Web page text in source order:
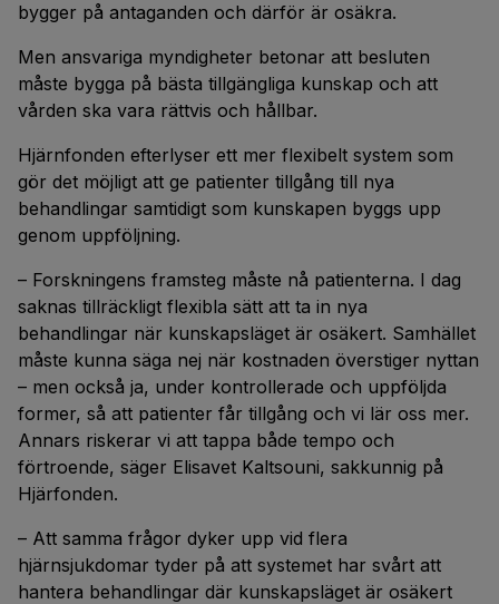
bygger på antaganden och därför är osäkra.
Men ansvariga myndigheter betonar att besluten
måste bygga på bästa tillgängliga kunskap och att
vården ska vara rättvis och hållbar.
Hjärnfonden efterlyser ett mer flexibelt system som
gör det möjligt att ge patienter tillgång till nya
behandlingar samtidigt som kunskapen byggs upp
genom uppföljning.
– Forskningens framsteg måste nå patienterna. I dag
saknas tillräckligt flexibla sätt att ta in nya
behandlingar när kunskapsläget är osäkert. Samhället
måste kunna säga nej när kostnaden överstiger nyttan
– men också ja, under kontrollerade och uppföljda
former, så att patienter får tillgång och vi lär oss mer.
Annars riskerar vi att tappa både tempo och
förtroende, säger Elisavet Kaltsouni, sakkunnig på
Hjärfonden.
– Att samma frågor dyker upp vid flera
hjärnsjukdomar tyder på att systemet har svårt att
hantera behandlingar där kunskapsläget är osäkert